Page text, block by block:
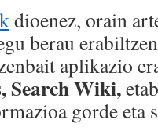
dioenez, orain
berau
aplikazio
Search Wiki,
gorde eta